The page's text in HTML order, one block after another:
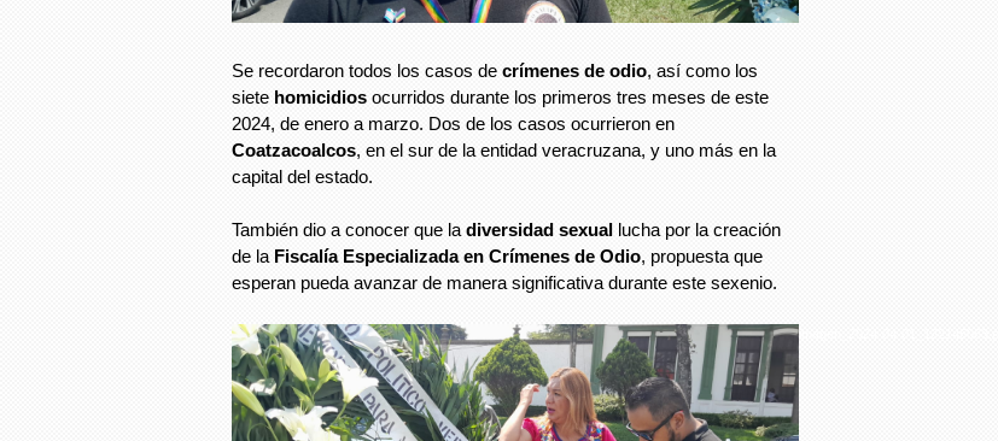
Se recordaron todos los casos de crímenes de odio, así como los
siete homicidios ocurridos durante los primeros tres meses de este
2024, de enero a marzo. Dos de los casos ocurrieron en
Coatzacoalcos, en el sur de la entidad veracruzana, y uno más en la
capital del estado.
También dio a conocer que la diversidad sexual lucha por la creación
de la Fiscalía Especializada en Crímenes de Odio, propuesta que
esperan pueda avanzar de manera significativa durante este sexenio.